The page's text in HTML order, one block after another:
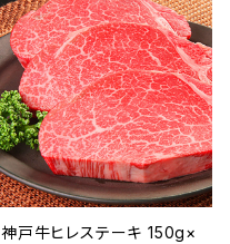
神戸牛ヒレステーキ 150g×